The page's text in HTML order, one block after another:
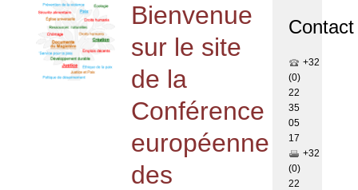
Bienvenue
sur le site
de la
Conférence
européenne
des
Contact
+32
(0)
22
35
05
17
+32
(0)
22